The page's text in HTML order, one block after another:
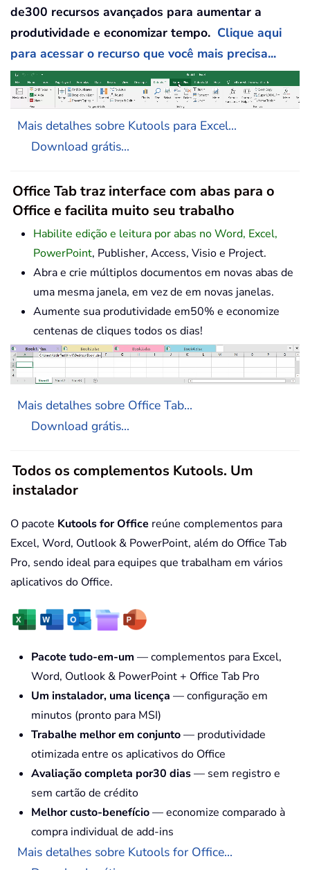
de300 recursos avançados para aumentar a
produtividade e economizar tempo. Clique aqui
para acessar o recurso que você mais precisa...
Mais detalhes sobre Kutools para Excel...
Download grátis...
Office Tab traz interface com abas para o
Office e facilita muito seu trabalho
Habilite edição e leitura por abas no Word, Excel,
PowerPoint, Publisher, Access, Visio e Project.
Abra e crie múltiplos documentos em novas abas de
uma mesma janela, em vez de em novas janelas.
Aumente sua produtividade em50% e economize
centenas de cliques todos os dias!
Mais detalhes sobre Office Tab...
Download grátis...
Todos os complementos Kutools. Um
instalador
O pacote Kutools for Office reúne complementos para
Excel, Word, Outlook & PowerPoint, além do Office Tab
Pro, sendo ideal para equipes que trabalham em vários
aplicativos do Office.
Pacote tudo-em-um — complementos para Excel,
Word, Outlook & PowerPoint + Office Tab Pro
Um instalador, uma licença — configuração em
minutos (pronto para MSI)
Trabalhe melhor em conjunto— produtividade
otimizada entre os aplicativos do Office
Avaliação completa por30 dias— sem registro e
sem cartão de crédito
Melhor custo-benefício— economize comparado à
compra individual de add-ins
Mais detalhes sobre Kutools for Office...